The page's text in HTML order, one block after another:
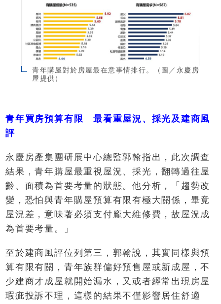
青年購屋對於房屋最在意事情排行。（圖／永慶房
屋提供）
青年買房預算有限 最看重屋況、採光及建商風
評
永慶房產集團研展中心總監郭翰指出，此次調查
結果，青年購屋最重視屋況、採光，翻轉過往屋
齡、面積為首要考量的狀態。他分析，「趨勢改
變，恐怕與青年購屋預算有限有極大關係，畢竟
屋況差，意味著必須支付龐大維修費，故屋況成
為首要考量。」
至於建商風評位列第三，郭翰說，其實同樣與預
算有限有關，青年族群偏好預售屋或新成屋，不
少建商才成屋就開始漏水，又或者經常出現房屋
瑕疵投訴不理，這樣的結果不僅影響居住舒適